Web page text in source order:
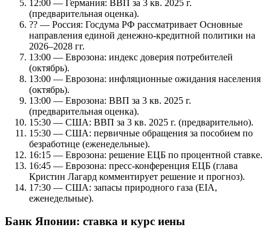
12:00 — Германия: ВВП за 3 кв. 2025 г.
(предварительная оценка).
?? — Россия: Госдума РФ рассматривает Основные
направления единой денежно-кредитной политики на
2026–2028 гг.
13:00 — Еврозона: индекс доверия потребителей
(октябрь).
13:00 — Еврозона: инфляционные ожидания населения
(октябрь).
13:00 — Еврозона: ВВП за 3 кв. 2025 г.
(предварительная оценка).
15:30 — США: ВВП за 3 кв. 2025 г. (предварительно).
15:30 — США: первичные обращения за пособием по
безработице (еженедельные).
16:15 — Еврозона: решение ЕЦБ по процентной ставке.
16:45 — Еврозона: пресс-конференция ЕЦБ (глава
Кристин Лагард комментирует решение и прогноз).
17:30 — США: запасы природного газа (EIA,
еженедельные).
Банк Японии: ставка и курс иены